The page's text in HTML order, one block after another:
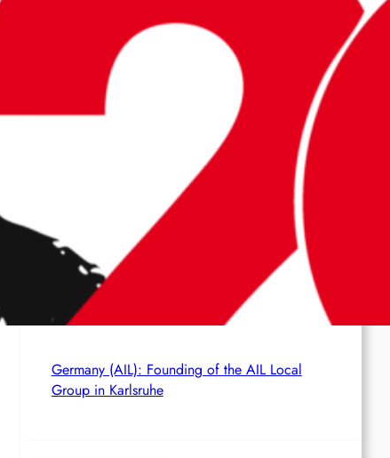
France (AIL): AIL action in several cities
Brasil (AIL): Bomb Bearing AntiImperialist
Messages Explodes at Havan’s ‘Statue of
Liberty’ in Maceió; Luciano Hang Alleges
Netherlands (AIL): Emergency Joint Statement
– Free comrade Misir Besra!
Germany (AIL): Founding of the AIL Local
Group in Karlsruhe